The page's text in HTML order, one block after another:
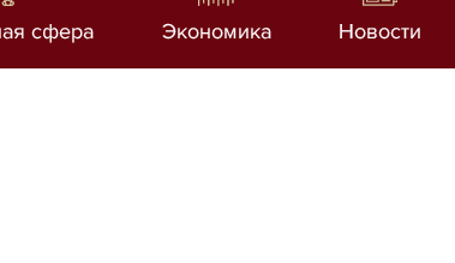
сфера Экономика Новости